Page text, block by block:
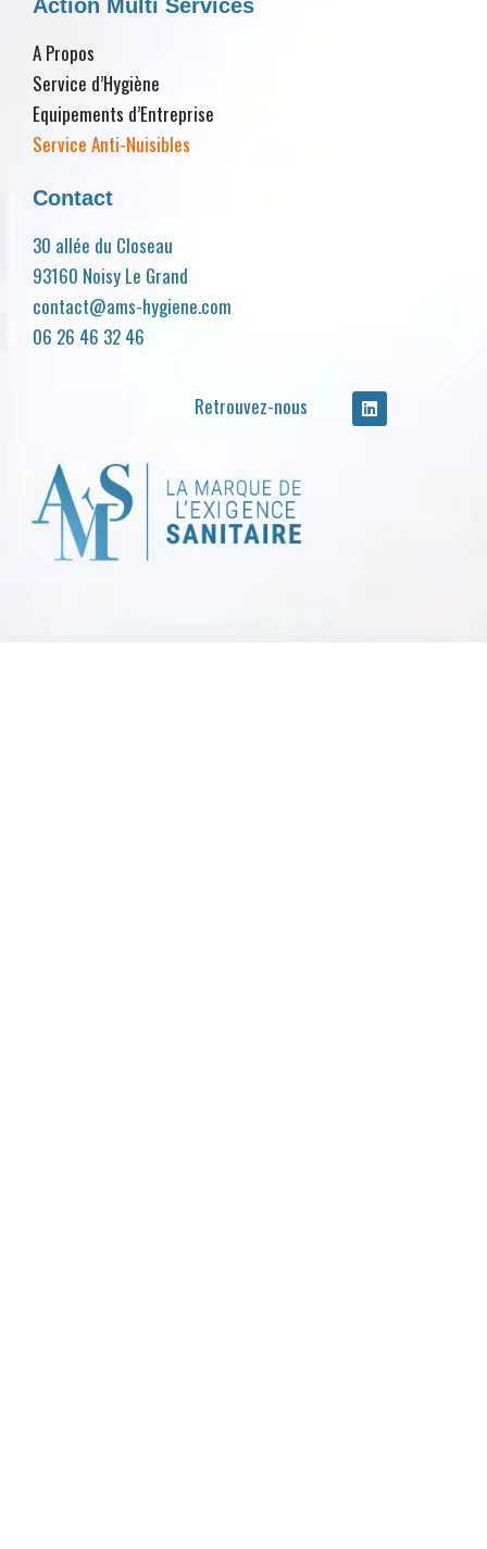
Action Multi Services
A Propos
Service d’Hygiène
Equipements d’Entreprise
Service Anti-Nuisibles
Contact
30 allée du Closeau
93160 Noisy Le Grand
contact@ams-hygiene.com
06 26 46 32 46
Retrouvez-nous